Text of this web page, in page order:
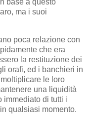
base a questo
ma i suoi
poca relazione con
che era
la restituzione dei
orafi, ed i banchieri in
le loro
una liquidità
immediato di tutti i
qualsiasi momento.